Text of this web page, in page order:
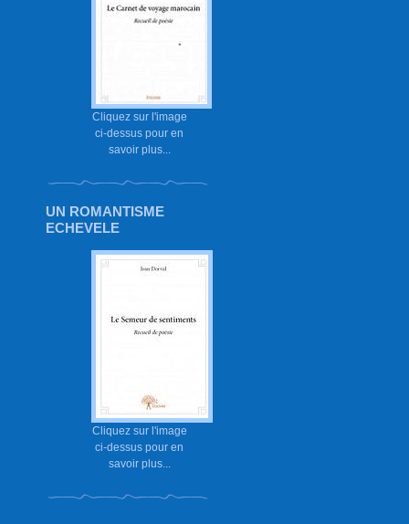
Cliquez sur l'image
ci-dessus pour en
savoir plus...
UN ROMANTISME
ECHEVELE
Cliquez sur l'image
ci-dessus pour en
savoir plus...